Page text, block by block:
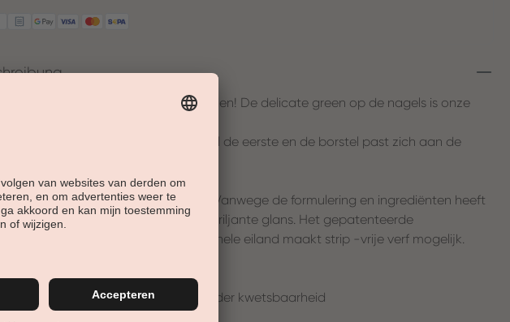
stemming magie-dat is wat we willen! De delicate green op de nagels is onze
verf in Mr. Bamboo bedekt al de eerste en de borstel past zich aan de
voor kunst en natuurlijke nagels. Vanwege de formulering en ingrediënten heeft
een zeer hoge dekking en briljante glans. Het gepatenteerde
en geïntegreerde professionele eiland maakt strip -vrije verf mogelijk.
stralende kleur
van het nageloppervlak, minder kwetsbaarheid